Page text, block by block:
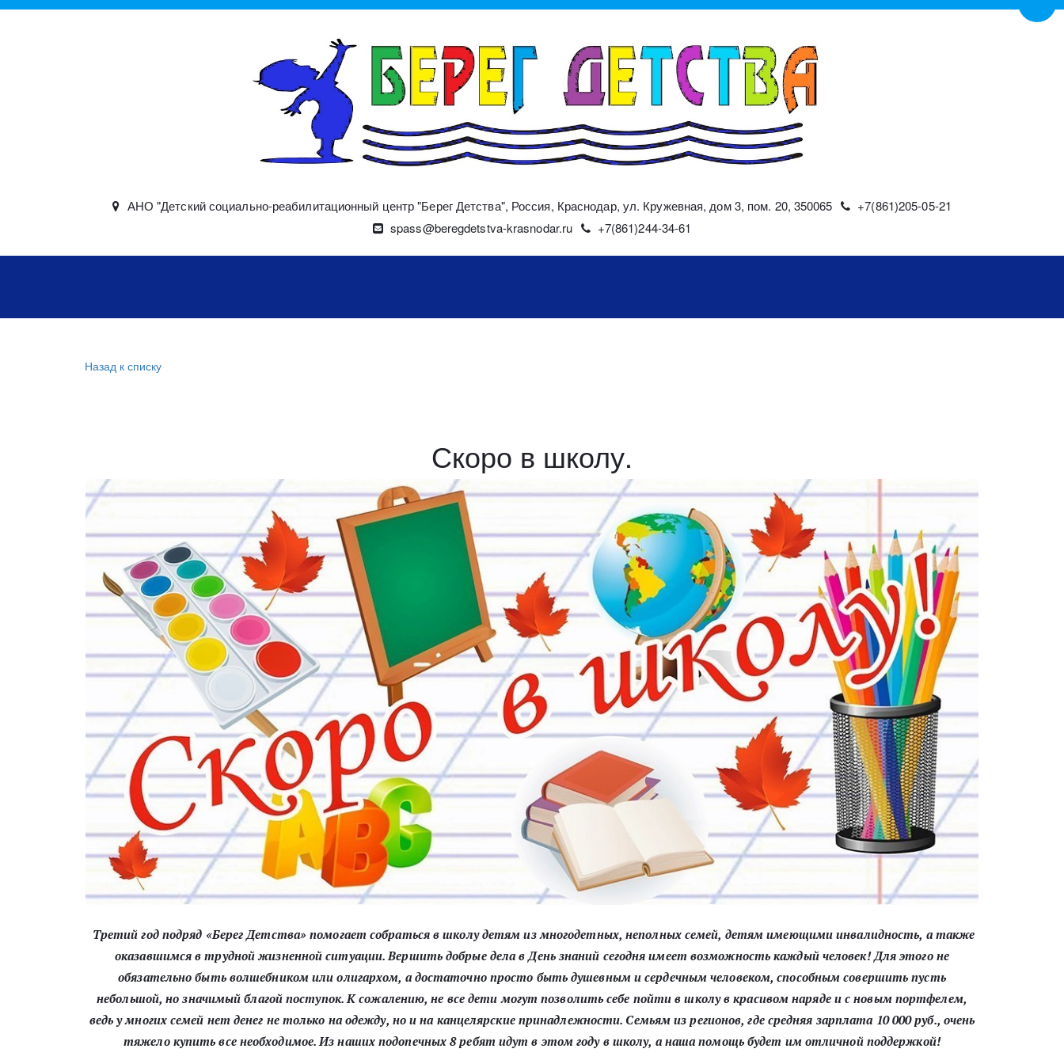
АНО "Детский социально-реабилитационный центр "Берег Детства", Россия, Краснодар, ул. Кружевная, дом 3, пом. 20, 350065 +7(861)205-05-21
spass@beregdetstva-krasnodar.ru
+7(861)244-34-61
Назад к списку
Скоро в школу.
Третий год подряд «Берег Детства» помогает собраться в школу детям из многодетных, неполных семей, детям имеющими инвалидность, а также
оказавшимся в трудной жизненной ситуации. Вершить добрые дела в День знаний сегодня имеет возможность каждый человек! Для этого не
обязательно быть волшебником или олигархом, а достаточно просто быть душевным и сердечным человеком, способным совершить пусть
небольшой, но значимый благой поступок. К сожалению, не все дети могут позволить себе пойти в школу в красивом наряде и с новым портфелем,
ведь у многих семей нет денег не только на одежду, но и на канцелярские принадлежности. Семьям из регионов, где средняя зарплата 10 000 руб., очень
тяжело купить все необходимое. Из наших подопечных 8 ребят идут в этом году в школу, а наша помощь будет им отличной поддержкой!